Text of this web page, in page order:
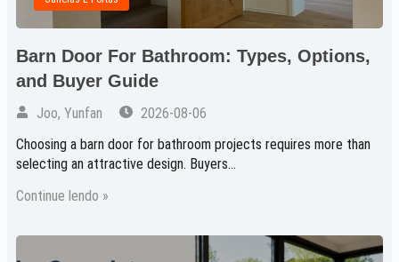
Barn Door For Bathroom: Types, Options,
and Buyer Guide
Joo, Yunfan
2026-08-06
Choosing a barn door for bathroom projects requires more than
selecting an attractive design. Buyers...
Continue lendo »